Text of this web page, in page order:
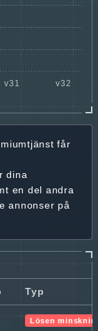
får
dina
en del andra
annonser på
Typ
Lösen